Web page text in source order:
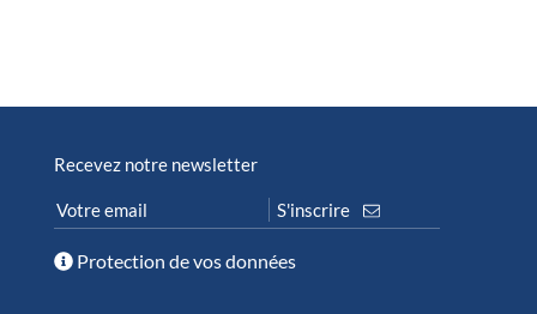
Recevez notre newsletter
Protection de vos données